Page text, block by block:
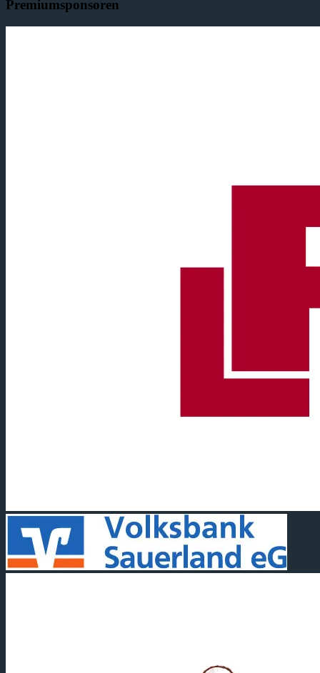
Premiumsponsoren